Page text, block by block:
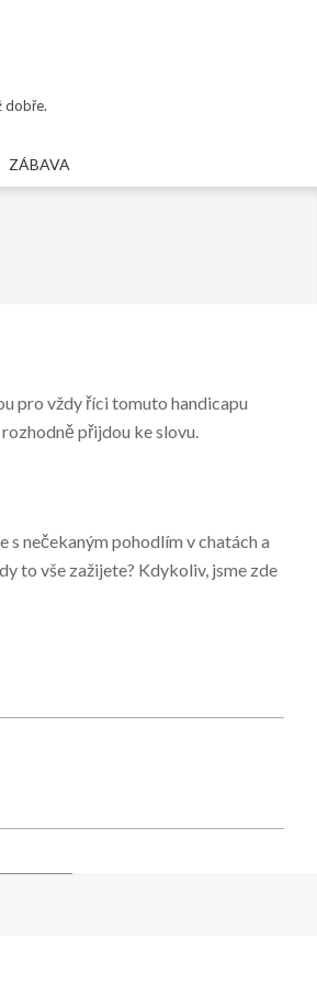
dobře.
ZÁBAVA
pro vždy říci tomuto handicapu
přijdou ke slovu.
s nečekaným pohodlím vchatách a
to vše zažijete? Kdykoliv, jsme zde